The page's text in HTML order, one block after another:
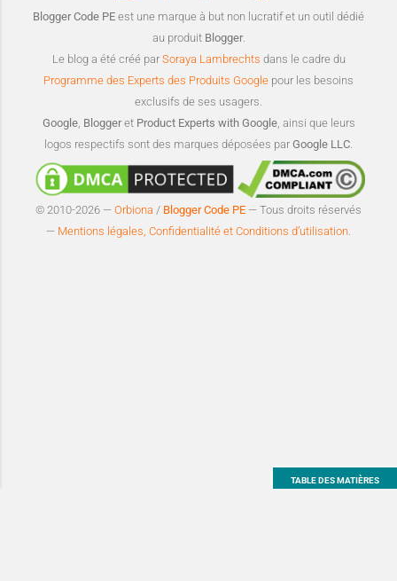
TABLE DES MATIÈRES
Blogger Code PE est une marque à but non lucratif et un outil dédié
au produit Blogger.
Le blog a été créé par Soraya Lambrechts dans le cadre du
Programme des Experts des Produits Google pour les besoins
exclusifs de ses usagers.
Google, Bloggeret Product Experts with Google, ainsi que leurs
logos respectifs sont des marques déposées par Google LLC
© 2010-2026 — Orbiona / Blogger Code PE — Tous droits réservés
— Mentions légales, Confidentialité et Conditions d’utilisation.